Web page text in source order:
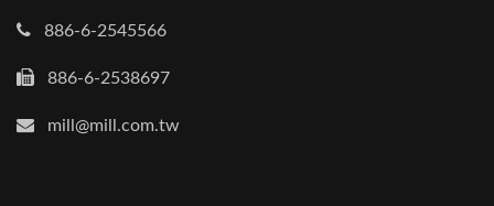
886-6-2545566
886-6-2538697
mill@mill.com.tw